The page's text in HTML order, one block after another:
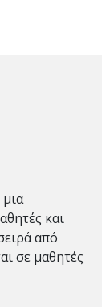
και
από
σε μαθητές